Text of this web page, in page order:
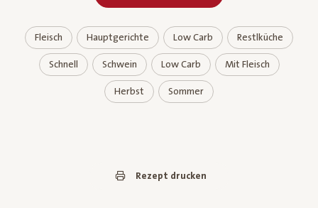
Fleisch Hauptgerichte Low Carb Restlküche
Schnell Schwein Low Carb Mit Fleisch
Herbst Sommer
Rezept drucken